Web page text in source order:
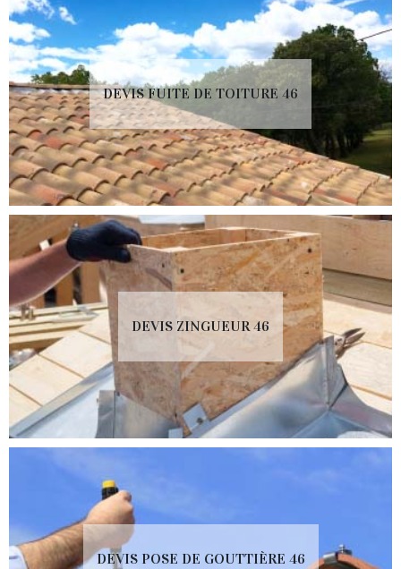
DEVIS FUITE DE TOITURE 46
DEVIS ZINGUEUR 46
DEVIS POSE DE GOUTTIÈRE 46